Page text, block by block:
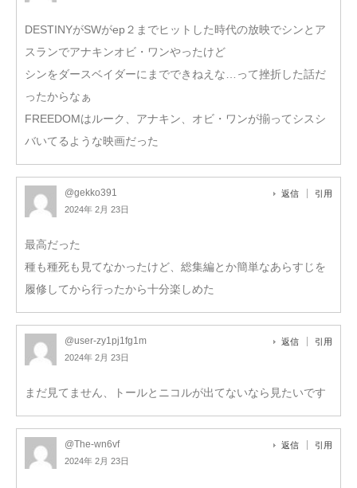
DESTINYがSWがep２までヒットした時代の放映でシンとア
スランでアナキンオビ・ワンやったけど
シンをダースベイダーにまでできねえな…って挫折した話だ
ったからなぁ
FREEDOMはルーク、アナキン、オビ・ワンが揃ってシスシ
バいてるような映画だった
@gekko391
2024年 2月 23日
返信 引用
最高だった
種も種死も見てなかったけど、総集編とか簡単なあらすじを
履修してから行ったから十分楽しめた
@user-zy1pj1fg1m
2024年 2月 23日
返信 引用
まだ見てません、トールとニコルが出てないなら見たいです
@The-wn6vf
2024年 2月 23日
返信 引用